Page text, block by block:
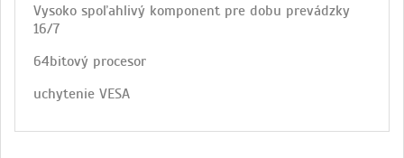
Vysoko spoľahlivý komponent pre dobu prevádzky
16/7
64bitový procesor
uchytenie VESA